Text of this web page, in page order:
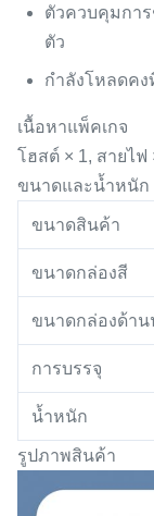
ตัวควบคุมการ
ตัว
กำลังโหลดคง
เนื้อหาแพ็คเกจ
โฮสต์ × 1, สายไฟ
ขนาดและน้ำหนัก
ขนาดสินค้า
ขนาดกล่องสี
ขนาดกล่องด้าน
การบรรจุ
น้ำหนัก
รูปภาพสินค้า